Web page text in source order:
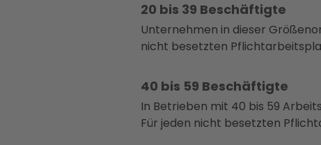
20 bis 39 Beschäftigte
Unternehmen in dieser
nicht besetzten
40 bis 59 Beschäftigte
In Betrieben mit 40 bis 59
Für jeden nicht besetzten